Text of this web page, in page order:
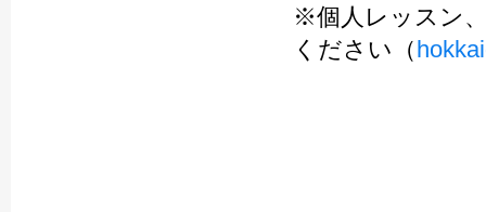
※個人レッスン
ください（